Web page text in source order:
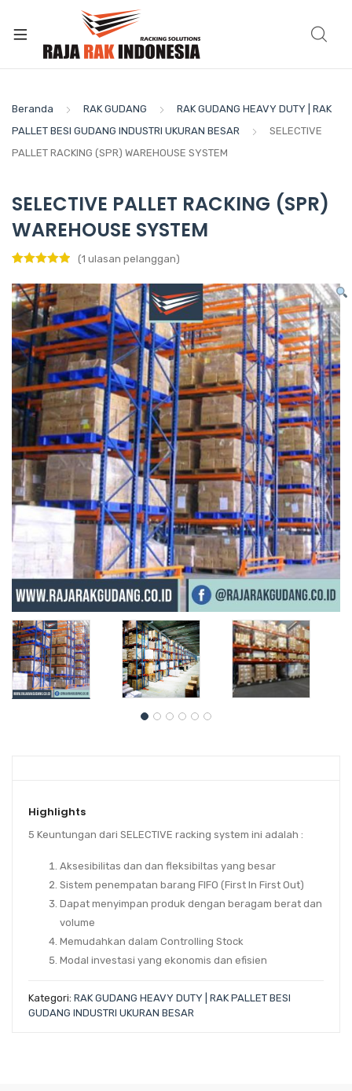
Beranda RAK GUDANG
RAK GUDANG HEAVY DUTY | RAK
PALLET BESI GUDANG INDUSTRI UKURAN BESAR
SELECTIVE
PALLET RACKING (SPR) WAREHOUSE SYSTEM
SELECTIVE PALLET RACKING (SPR)
WAREHOUSE SYSTEM
5.00dari 5
berdasarka
n
penilaian
pelanggan
(1 ulasan pelanggan)
Highlights
5 Keuntungan dari SELECTIVE racking system ini adalah :
Aksesibilitas dan dan fleksibiltas yang besar
Sistem penempatan barang FIFO (First In First Out)
Dapat menyimpan produk dengan beragam berat dan
volume
Memudahkan dalam Controlling Stock
Modal investasi yang ekonomis dan efisien
Kategori: RAK GUDANG HEAVY DUTY | RAK PALLET BESI
GUDANG INDUSTRI UKURAN BESAR